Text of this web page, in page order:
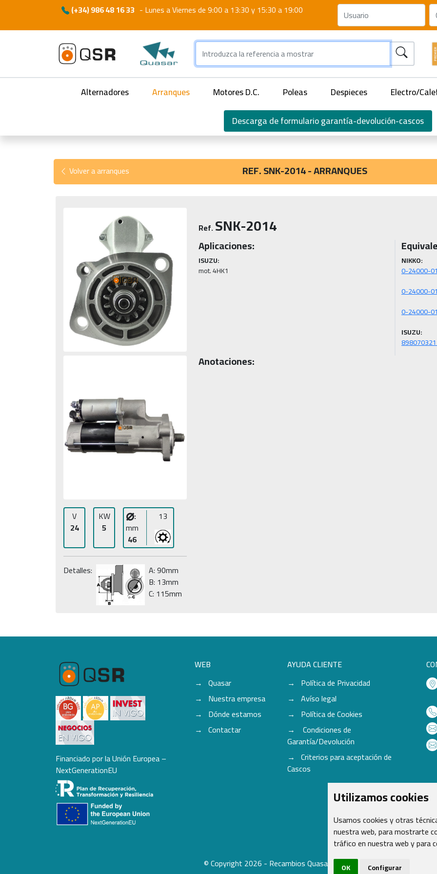
Utilizamos cookies
Usamos cookies y otras
nuestra web, para mostrarte
tráfico en nuestra web y para
OK Configurar
(+34) 986 48 16 33 - Lunes a Viernes de 9:00 a 13:30 y 15:30 a 19:00
Alternadores Arranques Motores D.C. Poleas Despieces Electro/
Descarga de formulario garantía-devolución-cascos
Volver a arranques REF. SNK-2014 - ARRANQUES
V
24
KW
5
⌀:
mm
46
13
Detalles:
A: 90mm
B: 13mm
C: 115mm
Ref.SNK-2014
Aplicaciones:
ISUZU:
mot. 4HK1
NIKKO:
ISUZU:
Anotaciones:
Financiado por la Unión Europea –
NextGenerationEU
WEB
Quasar
Nuestra empresa
Dónde estamos
Contactar
AYUDA CLIENTE
Política de Privacidad
Avíso legal
Política de Cookies
Condiciones de
Garantía/Devolución
Criterios para aceptación de
Cascos
© Copyright 2026 - Recambios Quasar S.L. | Todos los derechos